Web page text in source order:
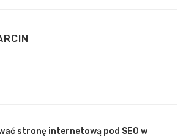
stronę internetową pod SEO w